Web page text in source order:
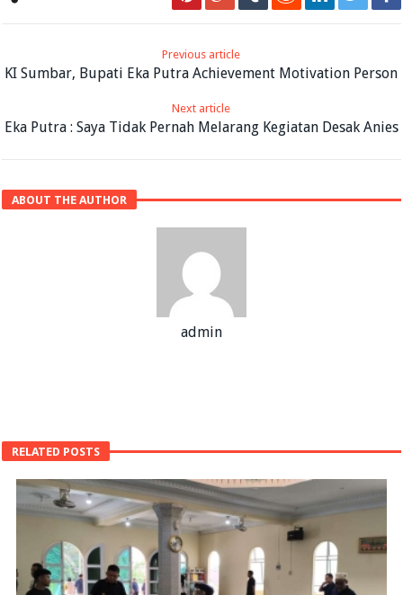
Previous article
KI Sumbar, Bupati Eka Putra Achievement Motivation Person
Next article
Eka Putra : Saya Tidak Pernah Melarang Kegiatan Desak Anies
ABOUT THE AUTHOR
admin
RELATED POSTS